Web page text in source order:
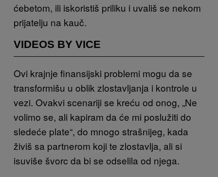
ćebetom, ili iskoristiš priliku i uvališ se nekom
prijatelju na kauč.
VIDEOS BY VICE
Ovi krajnje finansijski problemi mogu da se
transformišu u oblik zlostavljanja i kontrole u
vezi. Ovakvi scenariji se kreću od onog, „Ne
volimo se, ali kapiram da će mi poslužiti do
sledeće plate“, do mnogo strašnijeg, kada
živiš sa partnerom koji te zlostavlja, ali si
isuviše švorc da bi se odselila od njega.